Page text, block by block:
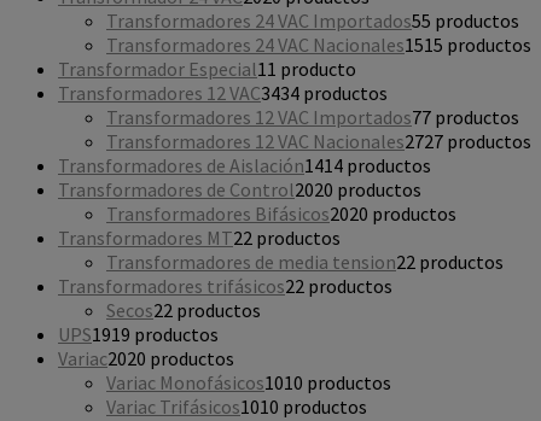
Transformadores 24 VAC Importados55 productos
Transformadores 24 VAC Nacionales1515 productos
Transformador Especial11 producto
Transformadores 12 VAC3434 productos
Transformadores 12 VAC Importados77 productos
Transformadores 12 VAC Nacionales2727 productos
Transformadores de Aislación1414 productos
Transformadores de Control2020 productos
Transformadores Bifásicos2020 productos
Transformadores MT22 productos
Transformadores de media tension22 productos
Transformadores trifásicos22 productos
Secos22 productos
UPS1919 productos
Variac2020 productos
Variac Monofásicos1010 productos
Variac Trifásicos1010 productos